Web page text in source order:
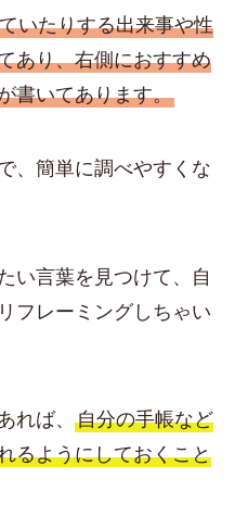
いたりする出来事や性
あり、右側におすすめ
書いてあります。
、簡単に調べやすくな
い言葉を見つけて、自
フレーミングしちゃい
れば、 自分の手帳など
るようにしておくこと